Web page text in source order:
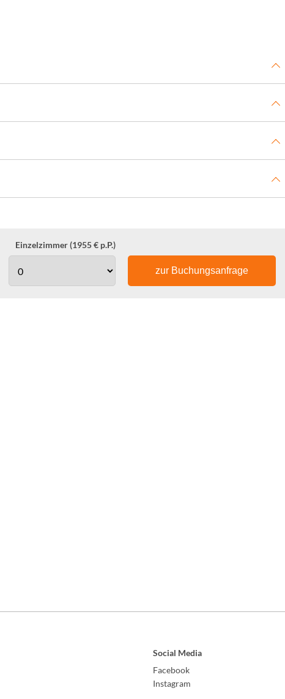
Einzelzimmer (1955 € p.P.)
zur Buchungsanfrage
Social Media
Facebook
Instagram